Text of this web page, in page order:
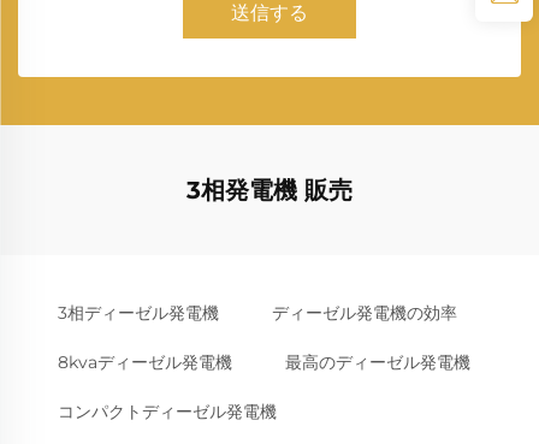
送信する
3相発電機 販売
3相ディーゼル発電機 ディーゼル発電機の効率
8kvaディーゼル発電機 最高のディーゼル発電機
コンパクトディーゼル発電機